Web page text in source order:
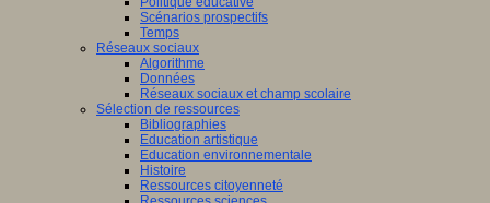
Scénarios prospectifs
Temps
Réseaux sociaux
Algorithme
Données
Réseaux sociaux et champ scolaire
Sélection de ressources
Bibliographies
Education artistique
Education environnementale
Histoire
Ressources citoyenneté